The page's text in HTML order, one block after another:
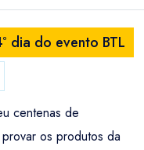
dia do evento BTL
centenas de
os produtos da